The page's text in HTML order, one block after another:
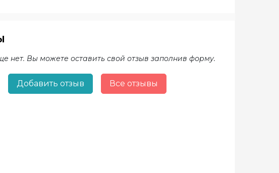
нет. Вы можете оставить свой отзыв заполнив форму.
Добавить отзыв Все отзывы